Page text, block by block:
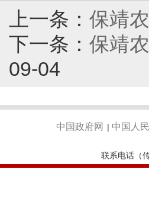
上一条： 保靖
下一条： 保靖
09-04
中国政府网 | 中国人
联系电话（